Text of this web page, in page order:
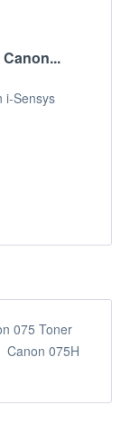
i-Sensys
075 Toner
Canon 075H